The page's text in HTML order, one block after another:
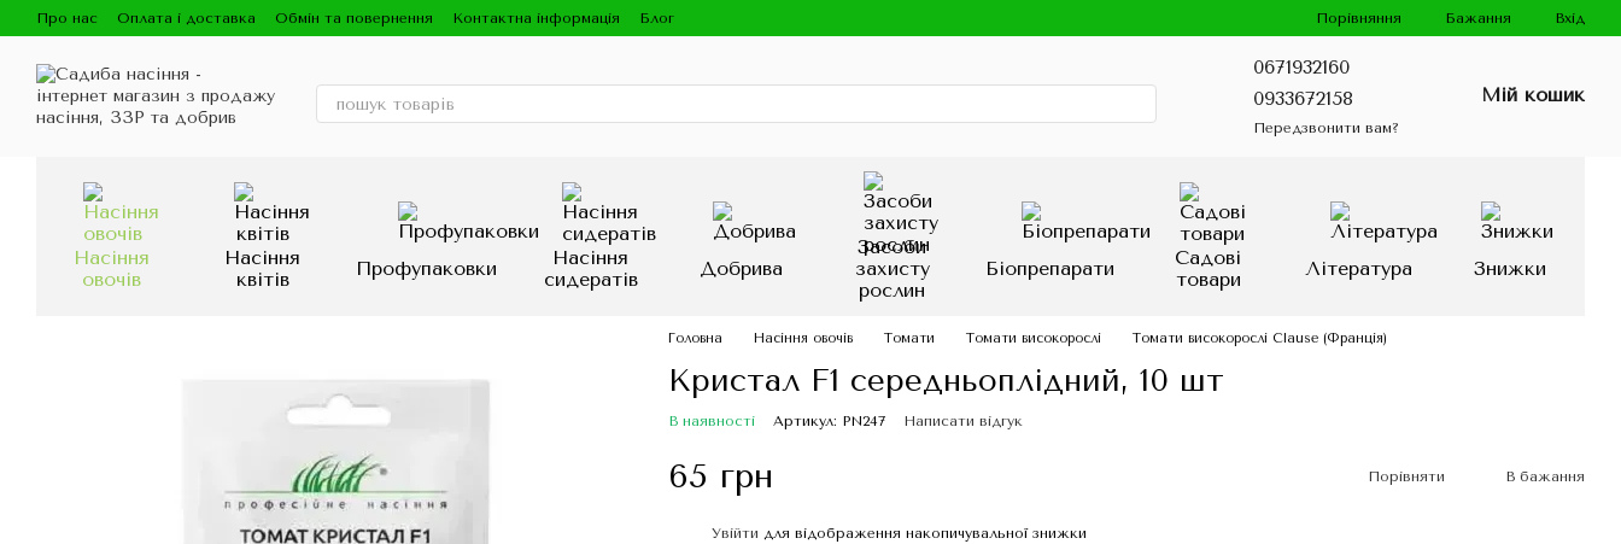
Перейти до основного контенту
Про нас Оплата і доставка Обмін та повернення Контактна інформація Блог Порівняння Бажання Вхід
0671932160
0933672158
Передзвонити вам?
Мій кошик
Насіння
овочів
Насіння
квітів
Профупаковки
Насіння
сидератів
Добрива
Засоби
захисту
рослин
Біопрепарати
Садові
товари
Література Знижки
Головна Насіння овочів Томати Томати високорослі Томати високорослі Clause (Франція)
Кристал F1 середньоплідний, 10 шт
В наявності Артикул: PN247 Написати відгук
65 грн Порівняти В бажання
Увійти для відображення накопичувальної знижки